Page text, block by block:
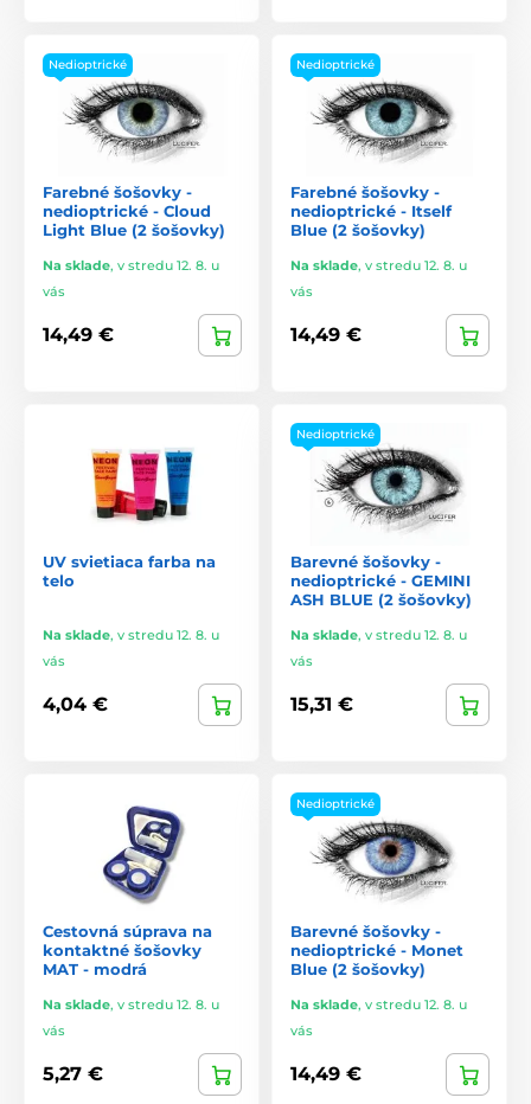
Nedioptrické
Farebné šošovky -
nedioptrické - Cloud
Light Blue (2 šošovky)
Na sklade, v stredu 12. 8. u
vás
14,49 €
Nedioptrické
Farebné šošovky -
nedioptrické - Itself
Blue (2 šošovky)
Na sklade, v stredu 12. 8. u
vás
14,49 €
UV svietiaca farba na
telo
Na sklade, v stredu 12. 8. u
vás
4,04 €
Nedioptrické
Barevné šošovky -
nedioptrické - GEMINI
ASH BLUE (2 šošovky)
Na sklade, v stredu 12. 8. u
vás
15,31 €
Cestovná súprava na
kontaktné šošovky
MAT - modrá
Na sklade, v stredu 12. 8. u
vás
5,27 €
Nedioptrické
Barevné šošovky -
nedioptrické - Monet
Blue (2 šošovky)
Na sklade, v stredu 12. 8. u
vás
14,49 €